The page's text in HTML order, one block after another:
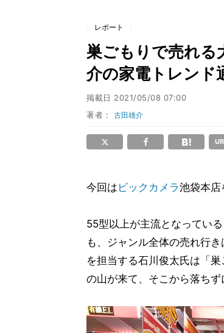
レポート
巣ごもりで売れる
介の家電トレンド
掲載日 2021/05/08 07:00
著者：古田雄介
今回は ビックカメラ池袋本店
55型以上が主流となってい
も、ジャンル全体の売れ行
を担当する石川俊太氏は「
の山が来て、そこから落ちず